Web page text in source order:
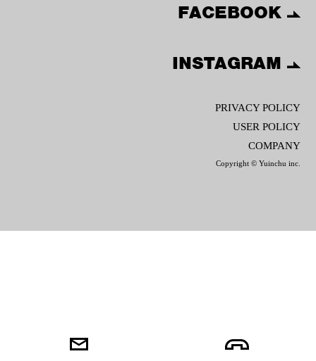
FACEBOOK
INSTAGRAM
PRIVACY POLICY
USER POLICY
COMPANY
Copyright © Yuinchu inc.